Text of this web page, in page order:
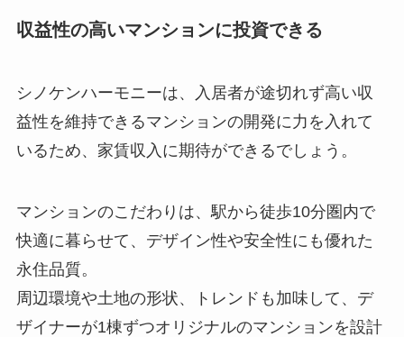
収益性の高いマンションに投資できる
シノケンハーモニーは、入居者が途切れず高い収
益性を維持できるマンションの開発に力を入れて
いるため、家賃収入に期待ができるでしょう。
マンションのこだわりは、駅から徒歩10分圏内で
快適に暮らせて、デザイン性や安全性にも優れた
永住品質。
周辺環境や土地の形状、トレンドも加味して、デ
ザイナーが1棟ずつオリジナルのマンションを設計